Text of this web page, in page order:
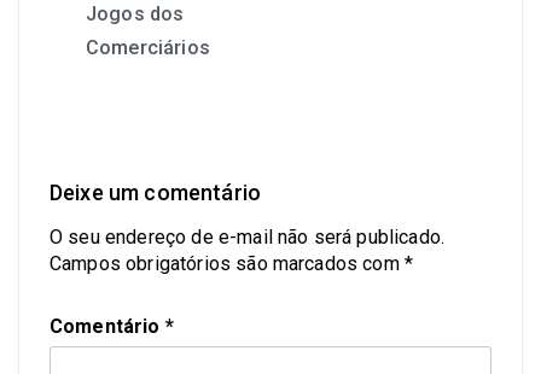
Jogos dos
Comerciários
Deixe um comentário
O seu endereço de e-mail não será publicado.
Campos obrigatórios são marcados com *
Comentário *